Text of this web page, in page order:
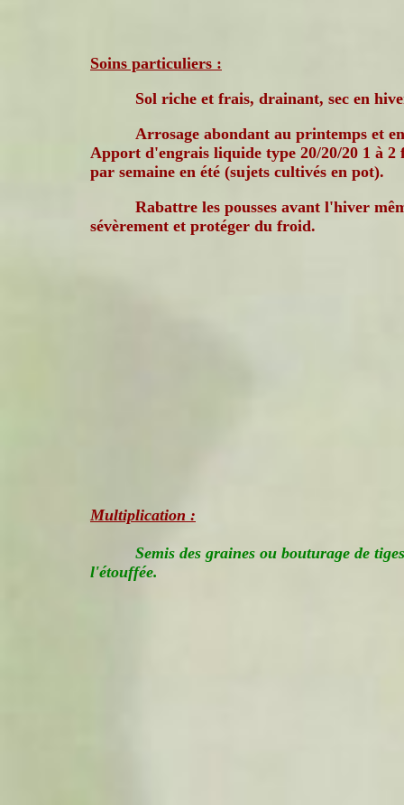
Soins particuliers :
Sol riche et frais, drainant, sec en
Arrosage abondant au printemps et
Apport d'engrais liquide type 20/20/20 1 à 2
par semaine en été (sujets cultivés en pot).
Rabattre les pousses avant l'hiver
sévèrement et protéger du froid.
Multiplication :
Semis des graines ou bouturage de
l'étouffée.